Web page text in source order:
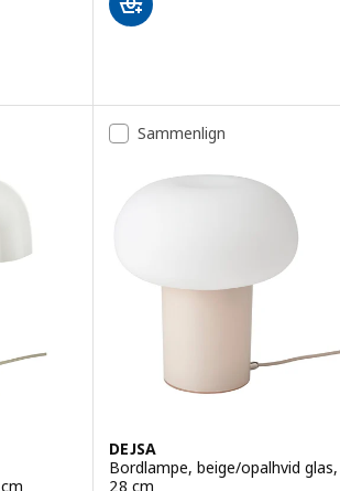
gul, 36 cm
rød, 36 cm
Sammenlign
DEJSA
Bordlampe, beige/opalhvid glas,
28 cm